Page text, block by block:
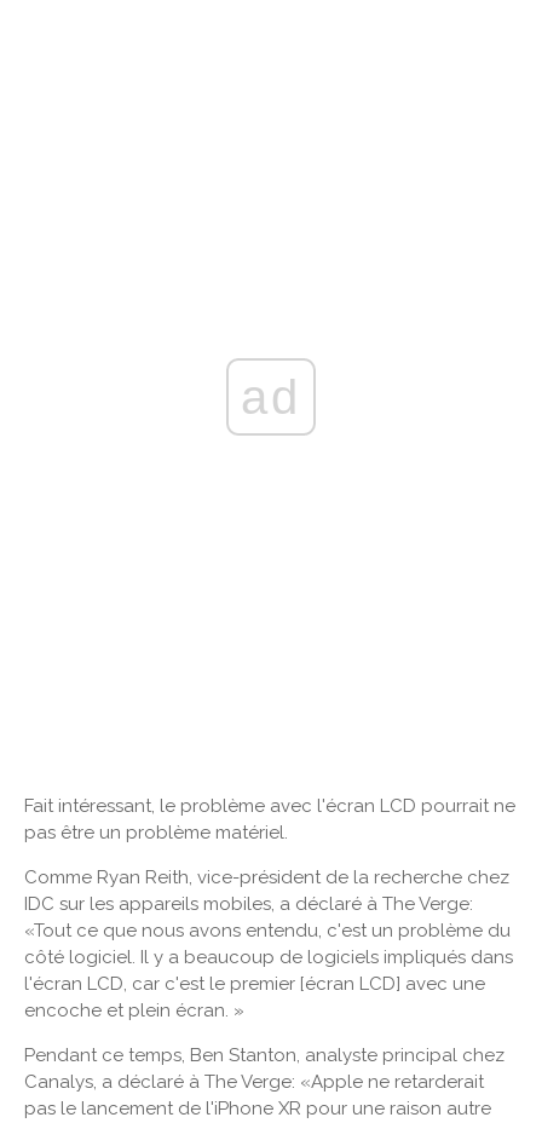
ad
Fait intéressant, le problème avec l'écran LCD pourrait ne
pas être un problème matériel.
Comme Ryan Reith, vice-président de la recherche chez
IDC sur les appareils mobiles, a déclaré à The Verge:
«Tout ce que nous avons entendu, c'est un problème du
côté logiciel. Il y a beaucoup de logiciels impliqués dans
l'écran LCD, car c'est le premier [écran LCD] avec une
encoche et plein écran. »
Pendant ce temps, Ben Stanton, analyste principal chez
Canalys, a déclaré à The Verge: «Apple ne retarderait
pas le lancement de l'iPhone XR pour une raison autre